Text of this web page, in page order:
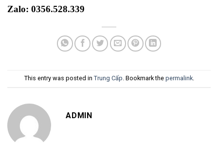
Zalo: 0356.528.339
This entry was posted in Trung Cấp . Bookmark the permalink.
ADMIN